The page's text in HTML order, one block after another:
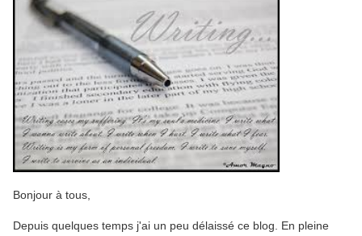
Bonjour à tous,
Depuis quelques temps j'ai un peu délaissé ce blog. En pleine